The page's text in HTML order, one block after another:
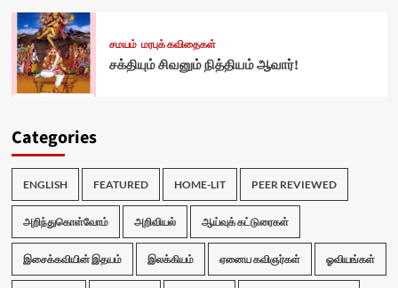
சமயம் மரபுக் கவிதைகள்
சக்தியும் சிவனும் நித்தியம் ஆவார்!
Categories
ENGLISH FEATURED HOME-LIT PEER REVIEWED
அறிந்துகொள்வோம் அறிவியல் ஆய்வுக் கட்டுரைகள்
இசைக்கவியின் இதயம் இலக்கியம் ஏனைய கவிஞர்கள் ஓவியங்கள்